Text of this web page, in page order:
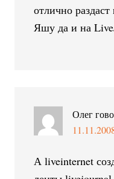
отлично
Яшу да и на
Олег
А liveinternet